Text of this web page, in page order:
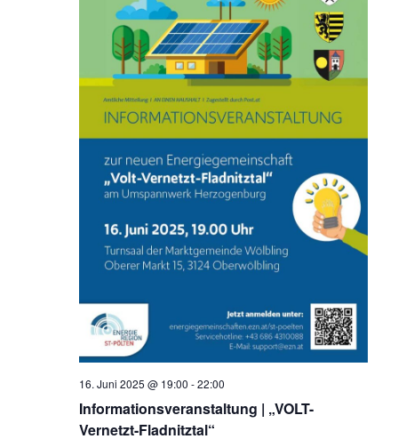
Informationsveranstaltung | „VOLT-
Vernetzt-Fladnitztal“
16. Juni 2025 @ 19:00 -22:00